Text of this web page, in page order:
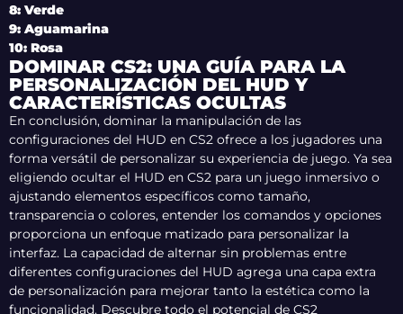
8: Verde
9: Aguamarina
10: Rosa
DOMINAR CS2: UNA GUÍA PARA LA
PERSONALIZACIÓN DEL HUD Y
CARACTERÍSTICAS OCULTAS
En conclusión, dominar la manipulación de las
configuraciones del HUD en CS2 ofrece a los jugadores una
forma versátil de personalizar su experiencia de juego. Ya sea
eligiendo ocultar el HUD en CS2 para un juego inmersivo o
ajustando elementos específicos como tamaño,
transparencia o colores, entender los comandos y opciones
proporciona un enfoque matizado para personalizar la
interfaz. La capacidad de alternar sin problemas entre
diferentes configuraciones del HUD agrega una capa extra
de personalización para mejorar tanto la estética como la
funcionalidad. Descubre todo el potencial de CS2